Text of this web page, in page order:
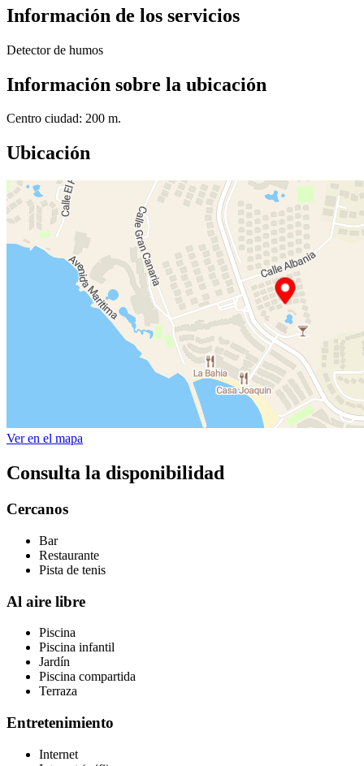
Información de los servicios
Detector de humos
Información sobre la ubicación
Centro ciudad: 200 m.
Ubicación
Ver en el mapa
Consulta la disponibilidad
Cercanos
Bar
Restaurante
Pista de tenis
Al aire libre
Piscina
Piscina infantil
Jardín
Piscina compartida
Terraza
Entretenimiento
Internet